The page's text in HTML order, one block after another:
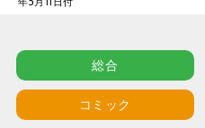
総合
コミック